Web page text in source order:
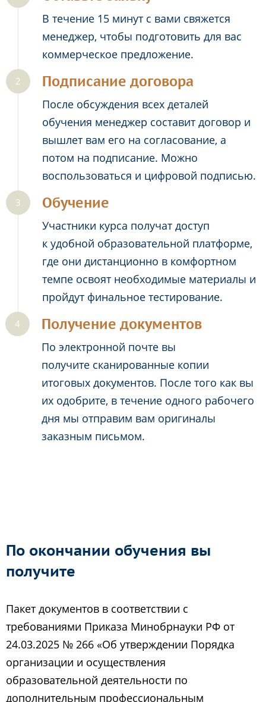
В течение 15 минут с вами свяжется
менеджер, чтобы подготовить для вас
коммерческое предложение.
Подписание договора
После обсуждения всех деталей
обучения менеджер составит договор и
вышлет вам его на согласование, а
потом на подписание. Можно
воспользоваться и цифровой подписью.
Обучение
Участники курса получат доступ
к удобной образовательной платформе,
где они дистанционно в комфортном
темпе освоят необходимые материалы и
пройдут финальное тестирование.
Получение документов
По электронной почте вы
получите сканированные копии
итоговых документов. После того как вы
их одобрите, в течение одного рабочего
дня мы отправим вам оригиналы
заказным письмом.
По окончании обучения вы
получите
Пакет документов в соответствии с
требованиями Приказа Минобрнауки РФ от
24.03.2025 № 266 «Об утверждении Порядка
организации и осуществления
образовательной деятельности по
дополнительным профессиональным